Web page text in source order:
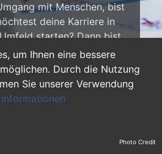
um Ihnen eine bessere
Durch die Nutzung
Sie unserer Verwendung
mit Menschen, bist
deine Karriere in
starten? Dann bist
genau richtig! Hier
und
– von klassischen
Außendienst bis hin zu
deine Talente!
Photo Credit